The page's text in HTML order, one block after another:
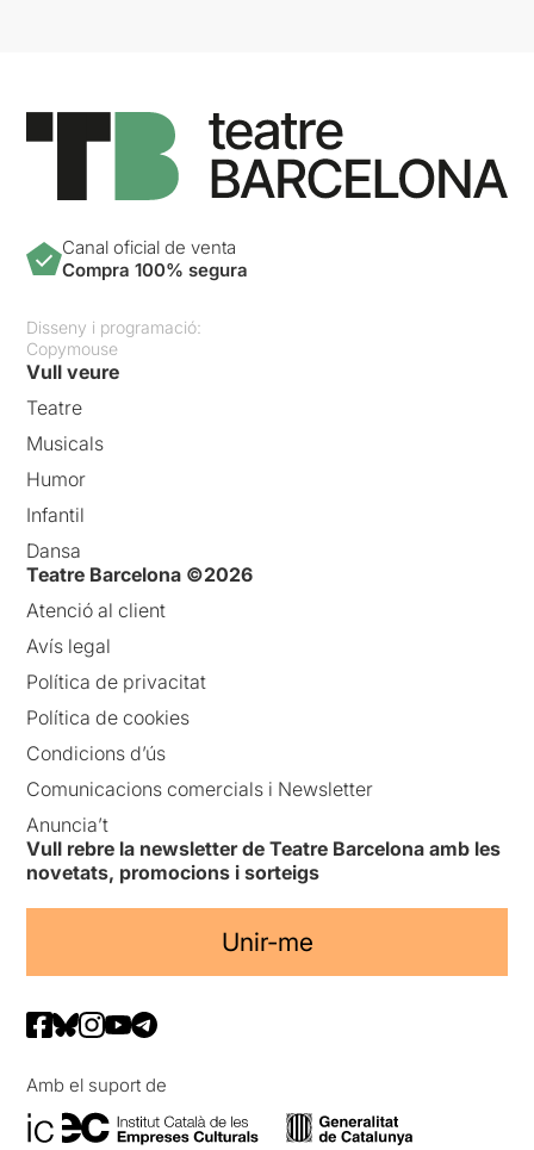
Canal oficial de venta
Compra 100% segura
Disseny i programació:
Copymouse
Vull veure
Teatre
Musicals
Humor
Infantil
Dansa
Teatre Barcelona ©2026
Atenció al client
Avís legal
Política de privacitat
Política de cookies
Condicions d’ús
Comunicacions comercials i Newsletter
Anuncia’t
Vull rebre la newsletter de Teatre Barcelona amb les
novetats, promocions i sorteigs
Unir-me
Amb el suport de